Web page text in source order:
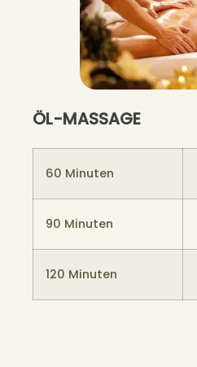
ÖL-MASSAGE
60 Minuten
90 Minuten
120 Minuten